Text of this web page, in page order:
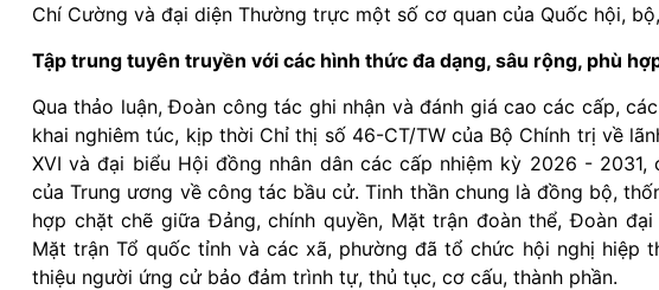
Chí Cường và đại diện Thường trực một số cơ quan của Quốc hội,
Tập trung tuyên truyền với các hình thức đa dạng, sâu rộng, phù
Qua thảo luận, Đoàn công tác ghi nhận và đánh giá cao các cấp,
khai nghiêm túc, kịp thời Chỉ thị số 46-CT/TW của Bộ Chính trị về
XVI và đại biểu Hội đồng nhân dân các cấp nhiệm kỳ 2026 -
của Trung ương về công tác bầu cử. Tinh thần chung là đồng bộ,
hợp chặt chẽ giữa Đảng, chính quyền, Mặt trận đoàn thể, Đoàn
Mặt trận Tổ quốc tỉnh và các xã, phường đã tổ chức hội nghị hiệp
thiệu người ứng cử bảo đảm trình tự, thủ tục, cơ cấu, thành phần.